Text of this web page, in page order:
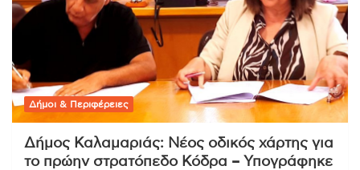
Δήμοι & Περιφέρειες
Δήμος Καλαμαριάς: Νέος οδικός χάρτης για
το πρώην στρατόπεδο Κόδρα – Υπογράφηκε